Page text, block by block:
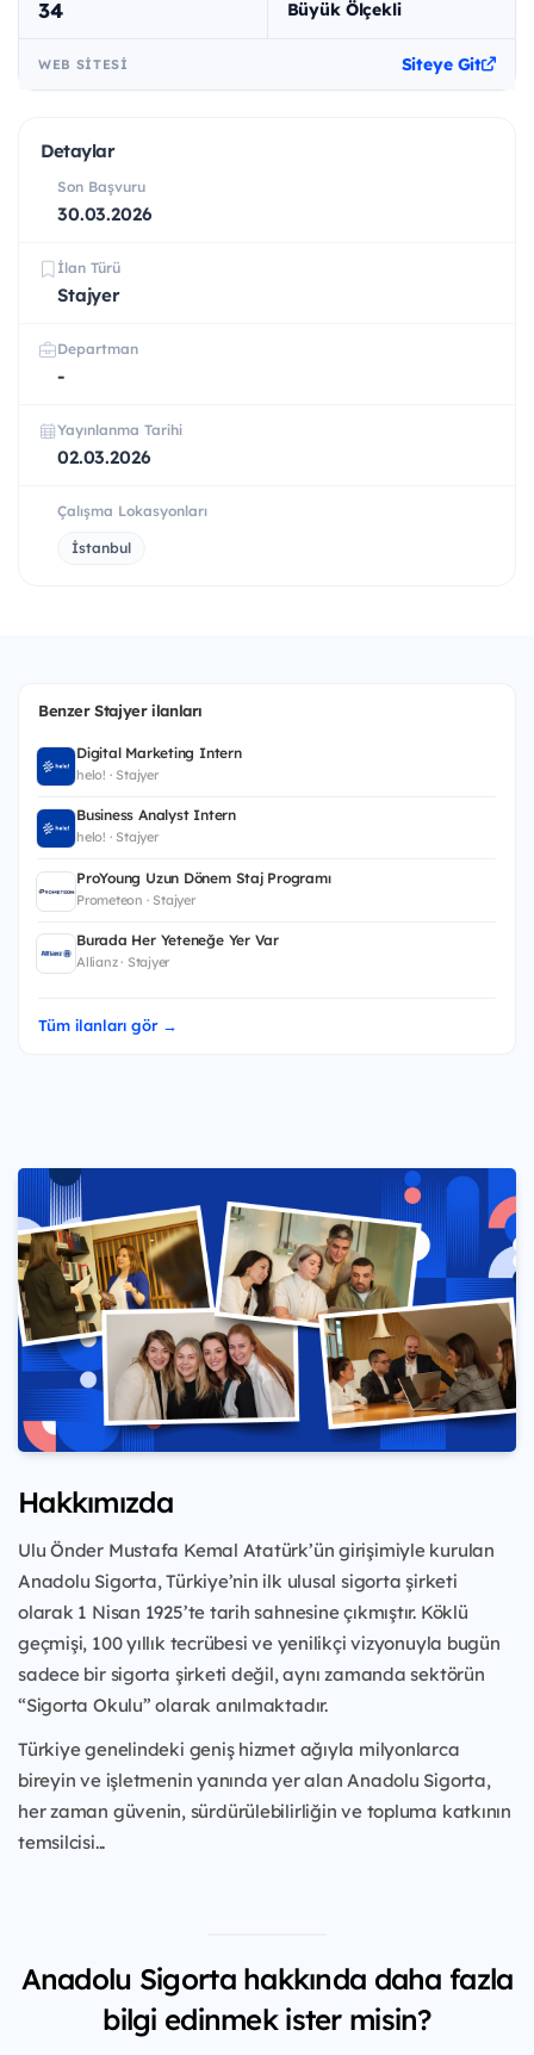
34 Büyük Ölçekli
WEB SITESI Siteye Git
Detaylar
Son Başvuru
30.03.2026
İlan Türü
Stajyer
Departman
-
Yayınlanma Tarihi
02.03.2026
Çalışma Lokasyonları
İstanbul
Benzer Stajyer ilanları
Digital Marketing Intern
helo! · Stajyer
Business Analyst Intern
helo! · Stajyer
ProYoung Uzun Dönem Staj Programı
Prometeon · Stajyer
Burada Her Yeteneğe Yer Var
Allianz · Stajyer
Tüm ilanları gör →
Hakkımızda
Ulu Önder Mustafa Kemal Atatürk’ün girişimiyle kurulan
Anadolu Sigorta, Türkiye’nin ilk ulusal sigorta şirketi
olarak 1 Nisan 1925’te tarih sahnesine çıkmıştır. Köklü
geçmişi, 100 yıllık tecrübesi ve yenilikçi vizyonuyla bugün
sadece bir sigorta şirketi değil, aynı zamanda sektörün
“Sigorta Okulu” olarak anılmaktadır.
Türkiye genelindeki geniş hizmet ağıyla milyonlarca
bireyin ve işletmenin yanında yer alan Anadolu Sigorta,
her zaman güvenin, sürdürülebilirliğin ve topluma katkının
temsilcisi...
Anadolu Sigorta hakkında daha fazla
bilgi edinmek ister misin?